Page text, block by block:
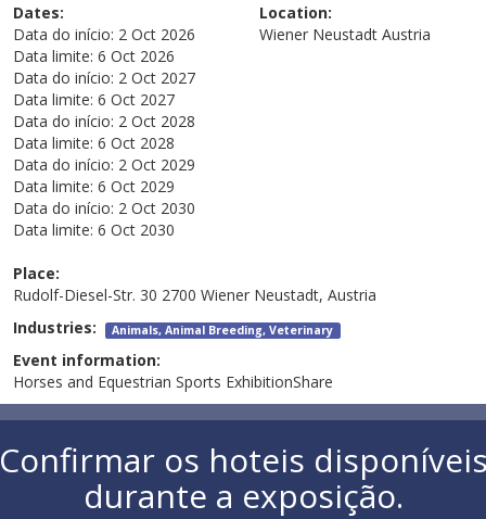
Dates:
Data do início: 2 Oct 2026
Data limite: 6 Oct 2026
Data do início: 2 Oct 2027
Data limite: 6 Oct 2027
Data do início: 2 Oct 2028
Data limite: 6 Oct 2028
Data do início: 2 Oct 2029
Data limite: 6 Oct 2029
Data do início: 2 Oct 2030
Data limite: 6 Oct 2030
Location:
Wiener Neustadt Austria
Place:
Rudolf-Diesel-Str. 30 2700 Wiener Neustadt, Austria
Industries: Animals, Animal Breeding, Veterinary
Event information:
Horses and Equestrian Sports ExhibitionShare
os hoteis
durante a exposição.